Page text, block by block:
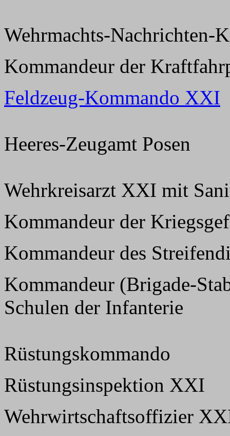
Wehrmachts-Nachrichten-
Kommandeur der
Feldzeug-Kommando XXI
Heeres-Zeugamt Posen
Wehrkreisarzt XXI mit
Kommandeur der
Kommandeur des
Kommandeur (Brigade-
Schulen der Infanterie
Rüstungskommando
Rüstungsinspektion XXI
Wehrwirtschaftsoffizier